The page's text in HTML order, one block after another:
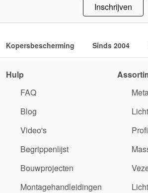
Inschrijven
Kopersbescherming Sinds 2004
Hulp
FAQ
Blog
Video's
Begrippenlijst
Bouwprojecten
Montagehandleidingen